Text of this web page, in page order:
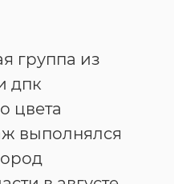
группа из
дпк
цвета
выполнялся